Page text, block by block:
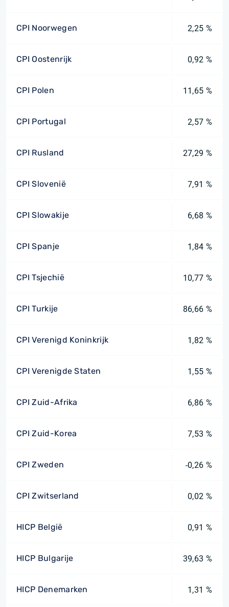
CPI Noorwegen 2,25 %
CPI Oostenrijk 0,92 %
CPI Polen 11,65 %
CPI Portugal 2,57 %
CPI Rusland 27,29 %
CPI Slovenië 7,91 %
CPI Slowakije 6,68 %
CPI Spanje 1,84 %
CPI Tsjechië 10,77 %
CPI Turkije 86,66 %
CPI Verenigd Koninkrijk 1,82 %
CPI Verenigde Staten 1,55 %
CPI Zuid-Afrika 6,86 %
CPI Zuid-Korea 7,53 %
CPI Zweden -0,26 %
CPI Zwitserland 0,02 %
HICP België 0,91 %
HICP Bulgarije 39,63 %
HICP Denemarken 1,31 %